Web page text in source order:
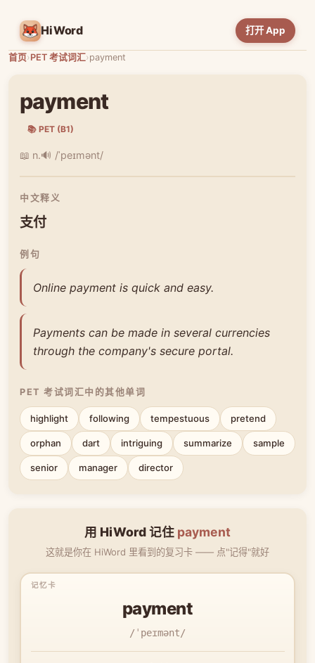
HiWord 打开 App
首页›PET 考试词汇›payment
payment
📚 PET (B1)
📖 n.🔊 /ˈpeɪmənt/
中文释义
支付
例句
Online payment is quick and easy.
Payments can be made in several currencies
through the company's secure portal.
PET 考试词汇中的其他单词
highlight following tempestuous pretend
orphan dart intriguing summarize sample
senior manager director
用 HiWord 记住 payment
这就是你在 HiWord 里看到的复习卡 —— 点"记得"就好
payment
/ˈpeɪmənt/